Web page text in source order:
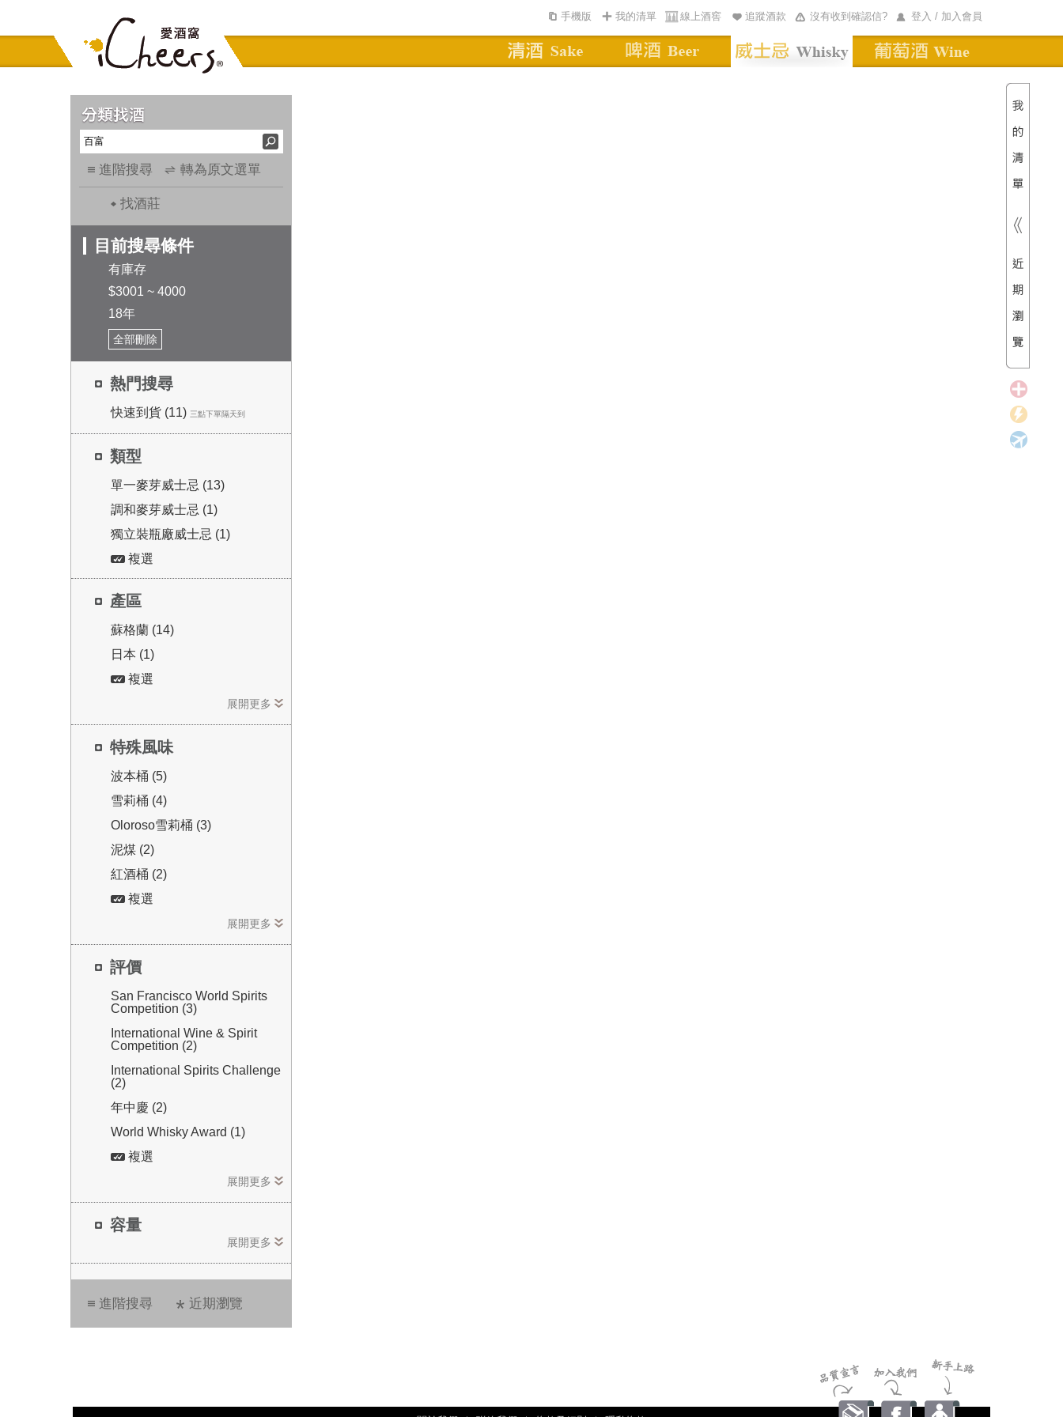
登入 / 加入會員
沒有收到確認信?
追蹤酒款
線上酒窖
我的清單
手機版
進階搜尋 轉為原文選單
找酒莊
目前搜尋條件
有庫存
$3001 ~ 4000
18年
全部刪除
熱門搜尋
快速到貨 (11) 三點下單隔天到
類型
單一麥芽威士忌 (13)
調和麥芽威士忌 (1)
獨立裝瓶廠威士忌 (1)
複選
產區
蘇格蘭 (14)
日本 (1)
複選
展開更多
特殊風味
波本桶 (5)
雪莉桶 (4)
Oloroso雪莉桶 (3)
泥煤 (2)
紅酒桶 (2)
複選
展開更多
評價
San Francisco World Spirits
Competition (3)
International Wine & Spirit
Competition (2)
International Spirits Challenge
(2)
年中慶 (2)
World Whisky Award (1)
複選
展開更多
容量
展開更多
進階搜尋 近期瀏覽